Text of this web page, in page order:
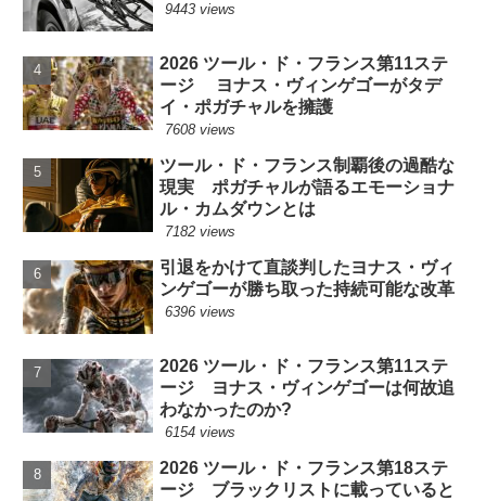
9443 views
2026 ツール・ド・フランス第11ステ
ージ ヨナス・ヴィンゲゴーがタデ
イ・ポガチャルを擁護
7608 views
ツール・ド・フランス制覇後の過酷な
現実 ポガチャルが語るエモーショナ
ル・カムダウンとは
7182 views
引退をかけて直談判したヨナス・ヴィ
ンゲゴーが勝ち取った持続可能な改革
6396 views
2026 ツール・ド・フランス第11ステ
ージ ヨナス・ヴィンゲゴーは何故追
わなかったのか?
6154 views
2026 ツール・ド・フランス第18ステ
ージ ブラックリストに載っていると